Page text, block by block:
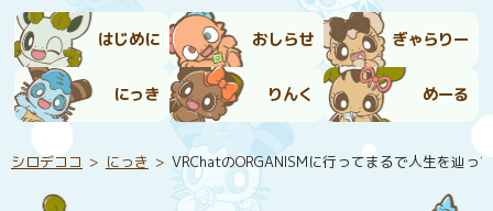
はじめに おしらせ ぎゃらりー
にっき りんく めーる
シロデココ にっき VRChatのORGANISMに行ってまるで人生を辿っ